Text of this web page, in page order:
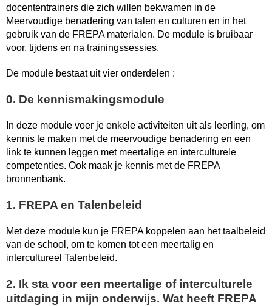
docententrainers die zich willen bekwamen in de
Meervoudige benadering van talen en culturen en in het
gebruik van de FREPA materialen. De module is bruibaar
voor, tijdens en na trainingssessies.
De module bestaat uit vier onderdelen :
0. De kennismakingsmodule
In deze module voer je enkele activiteiten uit als leerling, om
kennis te maken met de meervoudige benadering en een
link te kunnen leggen met meertalige en interculturele
competenties. Ook maak je kennis met de FREPA
bronnenbank.
1. FREPA en Talenbeleid
Met deze module kun je FREPA koppelen aan het taalbeleid
van de school, om te komen tot een meertalig en
intercultureel Talenbeleid.
2. Ik sta voor een meertalige of interculturele
uitdaging in mijn onderwijs. Wat heeft FREPA